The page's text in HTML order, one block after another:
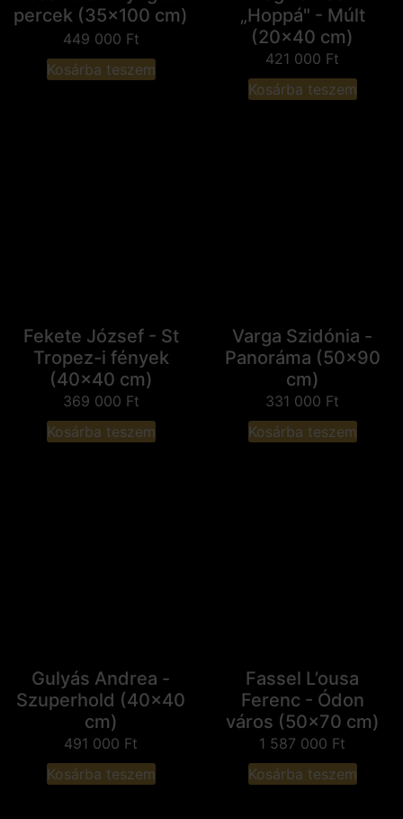
percek (35x100 cm)
449 000 Ft
Kosárba teszem
„Hoppá" - Múlt
(20x40 cm)
421 000 Ft
Kosárba teszem
Fekete József - St
Tropez-i fények
(40x40 cm)
369 000 Ft
Kosárba teszem
Varga Szidónia -
Panoráma (50x90
cm)
331 000 Ft
Kosárba teszem
Gulyás Andrea -
Szuperhold (40x40
cm)
491 000 Ft
Kosárba teszem
Fassel L’ousa
Ferenc - Ódon
város (50x70 cm)
1 587 000 Ft
Kosárba teszem